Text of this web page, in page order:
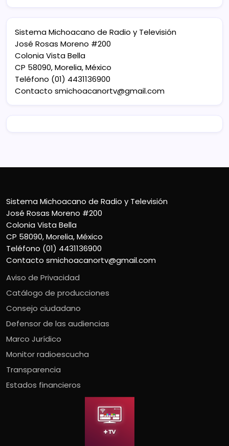
Sistema Michoacano de Radio y Televisión
José Rosas Moreno #200
Colonia Vista Bella
CP 58090, Morelia, México
Teléfono (01) 4431136900
Contacto smichoacanortv@gmail.com
Sistema Michoacano de Radio y Televisión
José Rosas Moreno #200
Colonia Vista Bella
CP 58090, Morelia, México
Teléfono (01) 4431136900
Contacto smichoacanortv@gmail.com
Aviso de Privacidad
Catálogo de producciones
Consejo ciudadano
Defensor de las audiencias
Marco Jurídico
Monitor radioescucha
Transparencia
Estados financieros